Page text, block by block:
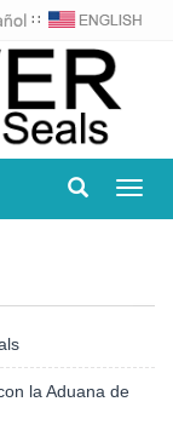
∷
la Aduana de